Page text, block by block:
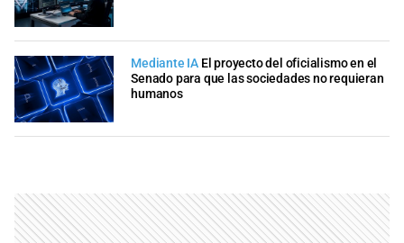
Mediante IA El proyecto del oficialismo en el
Senado para que las sociedades no requieran
humanos